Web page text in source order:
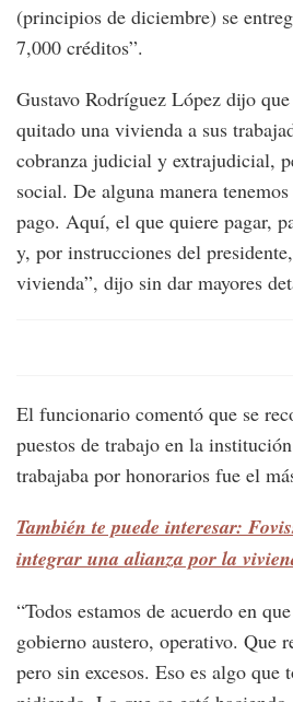
(principios de diciembre) se
7,000 créditos”.
Gustavo Rodríguez López dijo
quitado una vivienda a sus
cobranza judicial y extrajudicial,
social. De alguna manera
pago. Aquí, el que quiere pagar,
y, por instrucciones del
vivienda”, dijo sin dar mayores
El funcionario comentó que se
puestos de trabajo en la
trabajaba por honorarios fue el
También te puede interesar:
integrar una alianza por la
“Todos estamos de acuerdo en
gobierno austero, operativo. Que
pero sin excesos. Eso es algo que